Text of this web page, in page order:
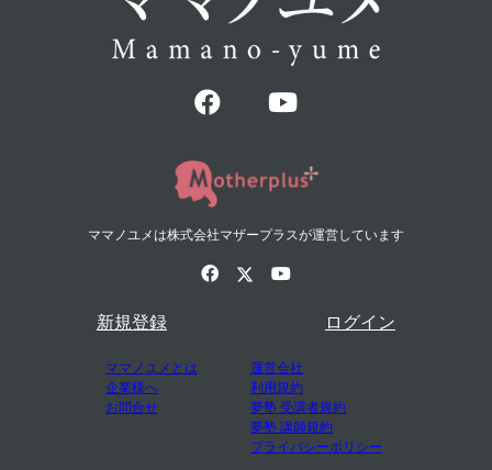
ママノユメは株式会社マザープラスが運営しています
新規登録 ログイン
ママノユメとは
企業様へ
お問合せ
運営会社
利用規約
夢塾 受講者規約
夢塾 講師規約
プライバシーポリシー